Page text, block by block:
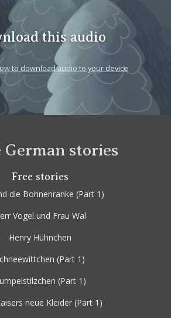
this audio
to download audio to your device
German stories
Free stories
die Bohnenranke (Part 1)
Vogel und Frau Wal
Henry Hühnchen
(Part 1)
(Part 1)
neue Kleider(Part 1)